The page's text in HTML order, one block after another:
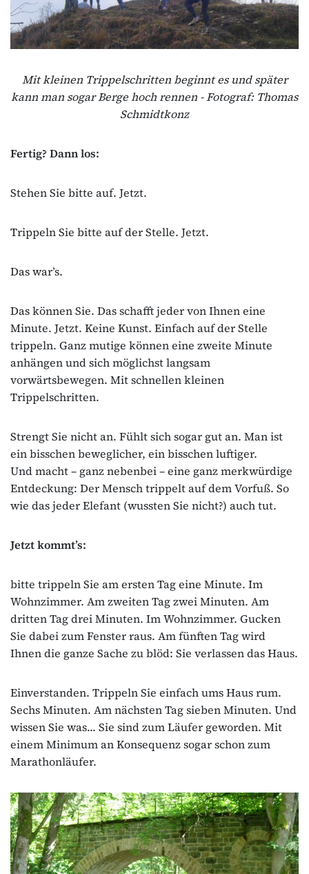
Mit kleinen Trippelschritten beginnt es und später
kann man sogar Berge hoch rennen - Fotograf: Thomas
Schmidtkonz
Fertig? Dann los:
Stehen Sie bitte auf. Jetzt.
Trippeln Sie bitte auf der Stelle. Jetzt.
Das war’s.
Das können Sie. Das schafft jeder von Ihnen eine
Minute. Jetzt. Keine Kunst. Einfach auf der Stelle
trippeln. Ganz mutige können eine zweite Minute
anhängen und sich möglichst langsam
vorwärtsbewegen. Mit schnellen kleinen
Trippelschritten.
Strengt Sie nicht an. Fühlt sich sogar gut an. Man ist
ein bisschen beweglicher, ein bisschen luftiger.
Und macht – ganz nebenbei – eine ganz merkwürdige
Entdeckung: Der Mensch trippelt auf dem Vorfuß. So
wie das jeder Elefant (wussten Sie nicht?) auch tut.
Jetzt kommt’s:
bitte trippeln Sie am ersten Tag eine Minute. Im
Wohnzimmer. Am zweiten Tag zwei Minuten. Am
dritten Tag drei Minuten. Im Wohnzimmer. Gucken
Sie dabei zum Fenster raus. Am fünften Tag wird
Ihnen die ganze Sache zu blöd: Sie verlassen das Haus.
Einverstanden. Trippeln Sie einfach ums Haus rum.
Sechs Minuten. Am nächsten Tag sieben Minuten. Und
wissen Sie was... Sie sind zum Läufer geworden. Mit
einem Minimum an Konsequenz sogar schon zum
Marathonläufer.